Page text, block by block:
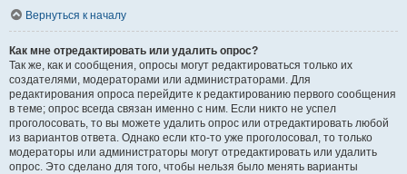
Вернуться к началу
Как мне отредактировать или удалить опрос?
Так же, как и сообщения, опросы могут редактироваться только их
создателями, модераторами или администраторами. Для
редактирования опроса перейдите к редактированию первого сообщения
в теме; опрос всегда связан именно с ним. Если никто не успел
проголосовать, то вы можете удалить опрос или отредактировать любой
из вариантов ответа. Однако если кто-то уже проголосовал, то только
модераторы или администраторы могут отредактировать или удалить
опрос. Это сделано для того, чтобы нельзя было менять варианты